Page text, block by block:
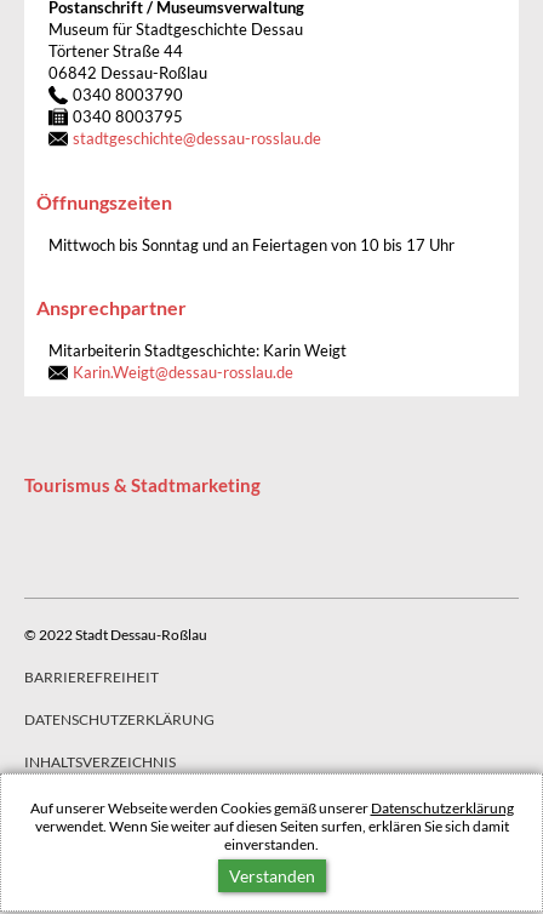
Auf unserer Webseite werden Cookies gemäß unserer Datenschutzerklärung
verwendet. Wenn Sie weiter auf diesen Seiten surfen, erklären Sie sich damit
einverstanden.
Verstanden
Postanschrift / Museumsverwaltung
Museum für Stadtgeschichte Dessau
Törtener Straße 44
06842 Dessau-Roßlau
0340 8003790
0340 8003795
stadtgeschichte@dessau-rosslau.de
Öffnungszeiten
Mittwoch bis Sonntag und an Feiertagen von 10 bis 17 Uhr
Ansprechpartner
Mitarbeiterin Stadtgeschichte: Karin Weigt
Karin.Weigt@dessau-rosslau.de
Tourismus & Stadtmarketing
© 2022 Stadt Dessau-Roßlau
BARRIEREFREIHEIT
DATENSCHUTZERKLÄRUNG
INHALTSVERZEICHNIS
IMPRESSUM
NACH OBEN